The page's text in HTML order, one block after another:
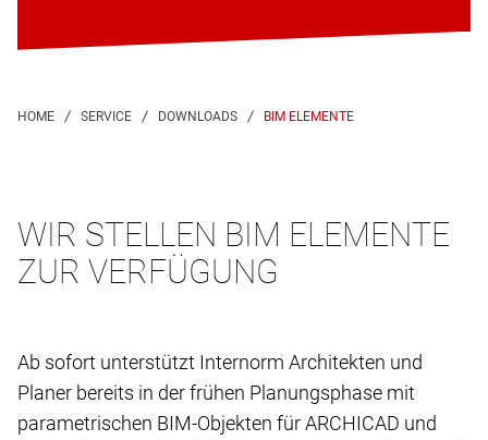
BIM ELEMENTE
WIR STELLEN BIM ELEMENTE
ZUR VERFÜGUNG
Ab sofort unterstützt Internorm Architekten und
Planer bereits in der frühen Planungsphase mit
parametrischen BIM-Objekten für ARCHICAD und